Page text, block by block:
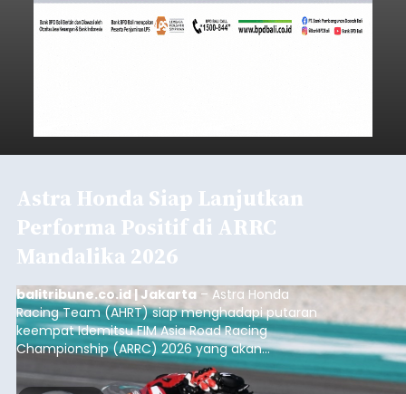
Astra Honda Siap Lanjutkan
Performa Positif di ARRC
Mandalika 2026
balitribune.co.id | Jakarta – Astra Honda
Racing Team (AHRT) siap menghadapi putaran
keempat Idemitsu FIM Asia Road Racing
Championship (ARRC) 2026 yang akan
berlangsung di Pertamina Mandalika
International Circuit, Lombok, Nusa Tenggara